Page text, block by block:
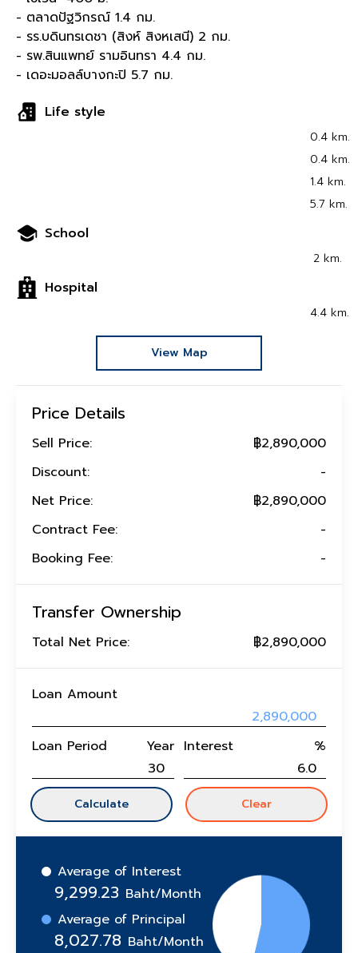
- ตลาดปัฐวิกรณ์ 1.4 กม.
- รร.บดินทรเดชา (สิงห์ สิงหเสนี) 2 กม.
- รพ.สินแพทย์ รามอินทรา 4.4 กม.
- เดอะมอลล์บางกะปิ 5.7 กม.
Life style
0.4 km.
0.4 km.
1.4 km.
5.7 km.
School
2 km.
Hospital
4.4 km.
View Map
Price Details
Sell Price:
฿2,890,000
Discount:
-
Net Price:
฿2,890,000
Contract Fee:
-
Booking Fee:
-
Transfer Ownership
Total Net Price: ฿2,890,000
Loan Amount
Loan Period Year Interest %
Calculate Clear
Average of Interest
9,299.23 Baht/Month
Average of Principal
8,027.78 Baht/Month